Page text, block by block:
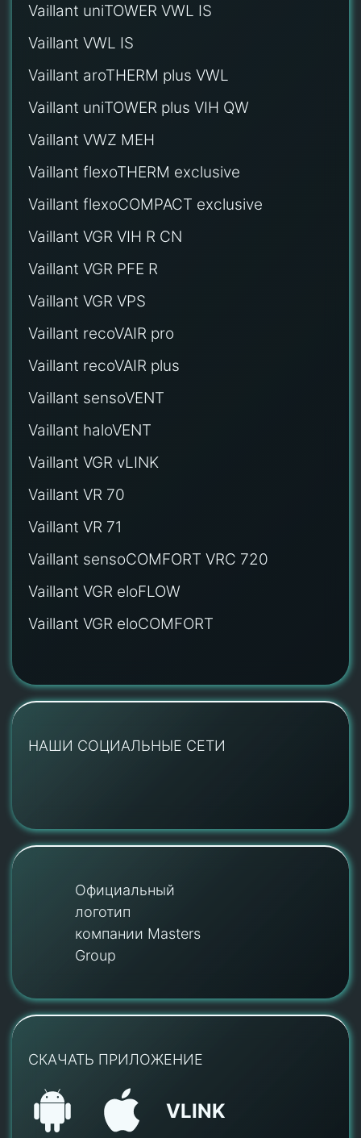
Vaillant uniTOWER VWL IS
Vaillant VWL IS
Vaillant aroTHERM plus VWL
Vaillant uniTOWER plus VIH QW
Vaillant VWZ MEH
Vaillant flexoTHERM exclusive
Vaillant flexoCOMPACT exclusive
Vaillant VGR VIH R CN
Vaillant VGR PFE R
Vaillant VGR VPS
Vaillant recoVAIR pro
Vaillant recoVAIR plus
Vaillant sensoVENT
Vaillant haloVENT
Vaillant VGR vLINK
Vaillant VR 70
Vaillant VR 71
Vaillant sensoCOMFORT VRC 720
Vaillant VGR eloFLOW
Vaillant VGR eloCOMFORT
НАШИ СОЦИАЛЬНЫЕ СЕТИ
Официальный
логотип
компании Masters
Group
СКАЧАТЬ ПРИЛОЖЕНИЕ
VLINK